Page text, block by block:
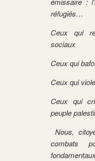
réfugiés…
Ceux qui
sociaux
Ceux qui
Ceux qui
Ceux qui
peuple
Nous,
combats